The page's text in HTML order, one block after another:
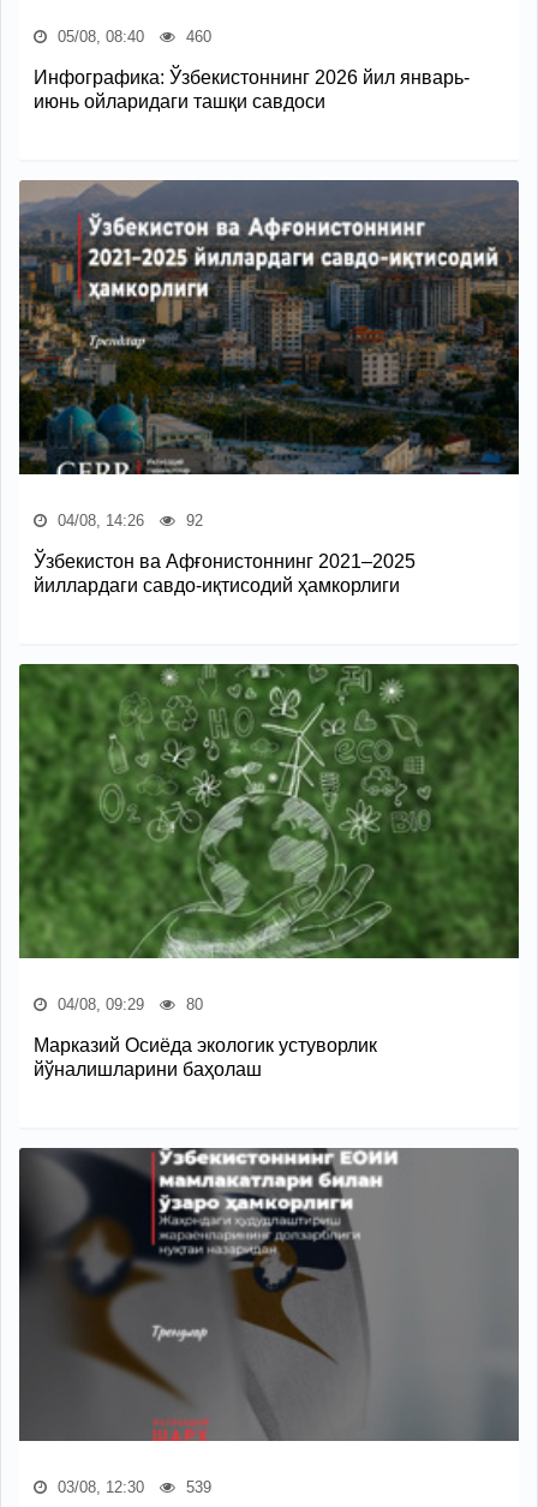
05/08, 08:40 460
Инфографика: Ўзбекистоннинг 2026 йил январь-
июнь ойларидаги ташқи савдоси
04/08, 14:26 92
Ўзбекистон ва Афғонистоннинг 2021–2025
йиллардаги савдо-иқтисодий ҳамкорлиги
04/08, 09:29 80
Марказий Осиёда экологик устуворлик
йўналишларини баҳолаш
03/08, 12:30 539